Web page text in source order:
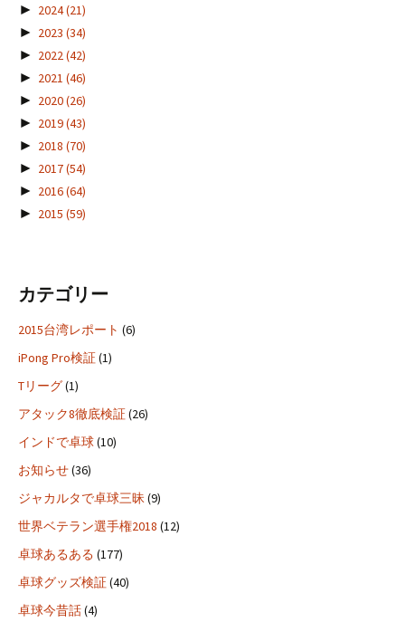
► 2024(21)
► 2023 (34)
► 2022(42)
► 2021 (46)
► 2020(26)
► 2019(43)
► 2018 (70)
► 2017(54)
► 2016(64)
► 2015 (59)
カテゴリー
2015台湾レポート (6)
iPong Pro検証(1)
Tリーグ(1)
アタック8徹底検証(26)
インドで卓球(10)
お知らせ(36)
ジャカルタで卓球三昧(9)
世界ベテラン選手権2018 (12)
卓球あるある (177)
卓球グッズ検証(40)
卓球今昔話(4)